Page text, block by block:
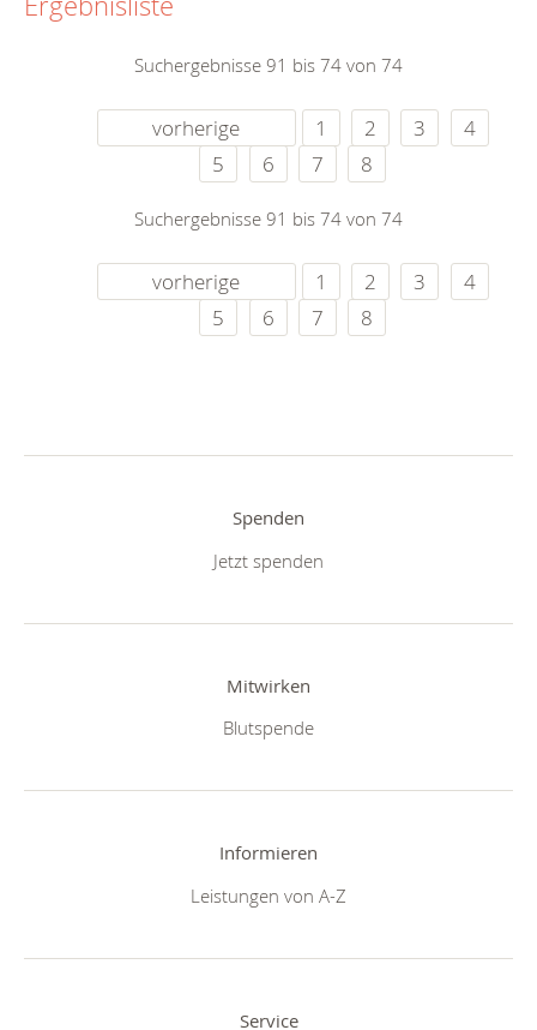
Suchergebnisse 91 bis 74 von 74
vorherige 1 2 3
4
5
6 7 8
Suchergebnisse 91 bis 74 von 74
vorherige 1 2 3
4
5
6 7 8
Spenden
Jetzt spenden
Mitwirken
Blutspende
Informieren
Leistungen von A-Z
Service